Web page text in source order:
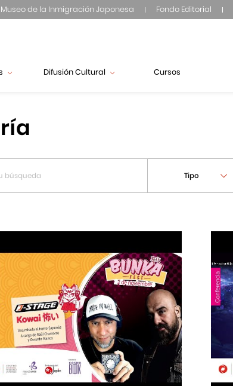
Museo de la Inmigración Japonesa Fondo Editorial
Difusión Cultural Cursos
Tipo